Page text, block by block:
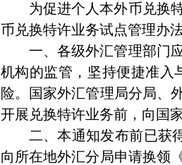
为促进个人本外币兑换
币兑换特许业务试点管理办
一、各级外汇管理部门
机构的监管，坚持便捷准入
险。国家外汇管理局分局、
开展兑换特许业务前，向国
二、本通知发布前已获
向所在地外汇分局申请换领